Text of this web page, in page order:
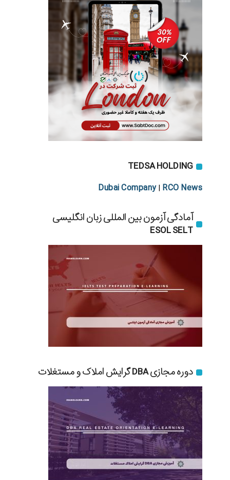
TEDSA HOLDING
Dubai Company| RCO News
آمادگی آزمون بین المللی زبان انگلیسی
ESOL SELT
دوره مجازی DBA گرایش املاک و مستغلات